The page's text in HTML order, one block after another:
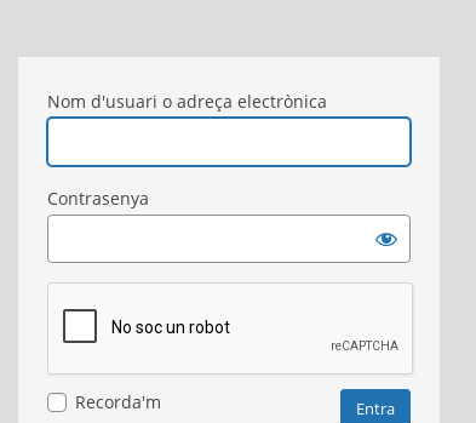
Nom d'usuari o adreça electrònica
Contrasenya
Recorda'm